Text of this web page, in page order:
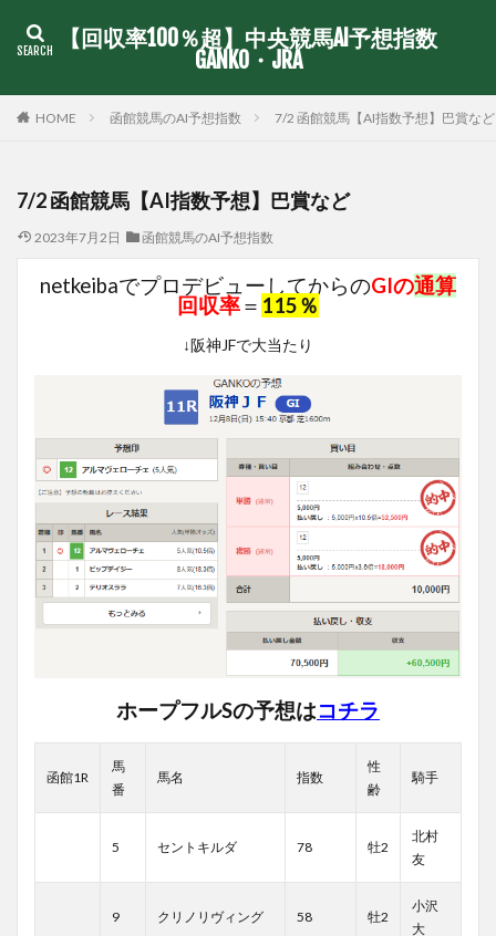
【回収率100％超】中央競馬AI予想指数
GANKO・JRA
HOME 函館競馬のAI予想指数 7/2 函館競馬【AI指数予想】巴賞など
7/2 函館競馬【AI指数予想】巴賞など
2023年7月2日 函館競馬のAI予想指数
netkeibaでプロデビューしてからのGIの通算
回収率＝ 115％
↓阪神JFで大当たり
ホープフルSの予想はコチラ
函館1R
馬
番
馬名 指数
性
齢
騎手
5 セントキルダ 78 牡2
北村
友
9 クリノリヴィング 58 牡2
小沢
大